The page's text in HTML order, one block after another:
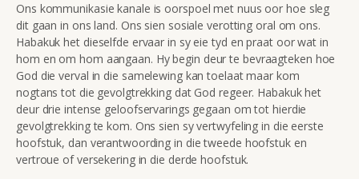
Ons kommunikasie kanale is oorspoel met nuus oor hoe sleg
dit gaan in ons land. Ons sien sosiale verotting oral om ons.
Habakuk het dieselfde ervaar in sy eie tyd en praat oor wat in
hom en om hom aangaan. Hy begin deur te bevraagteken hoe
God die verval in die samelewing kan toelaat maar kom
nogtans tot die gevolgtrekking dat God regeer. Habakuk het
deur drie intense geloofservarings gegaan om tot hierdie
gevolgtrekking te kom. Ons sien sy vertwyfeling in die eerste
hoofstuk, dan verantwoording in die tweede hoofstuk en
vertroue of versekering in die derde hoofstuk.